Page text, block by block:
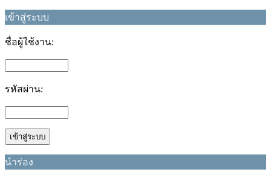
เข้าสู่ระบบ
ชื่อผู้ใช้งาน:
รหัสผ่าน:
นำร่อง